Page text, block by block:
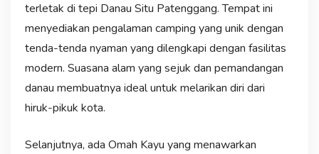
terletak di tepi Danau Situ Patenggang. Tempat ini
menyediakan pengalaman camping yang unik dengan
tenda-tenda nyaman yang dilengkapi dengan fasilitas
modern. Suasana alam yang sejuk dan pemandangan
danau membuatnya ideal untuk melarikan diri dari
hiruk-pikuk kota.
Selanjutnya, ada Omah Kayu yang menawarkan